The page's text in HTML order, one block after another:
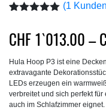
basierend
auf
Kundenbewertung
(1
CHF1`013.00–
Hula Hoop P3 ist eine
extravagante
LEDs erzeugen ein
verbreitet und sich perfekt
auch im Schlafzimmer